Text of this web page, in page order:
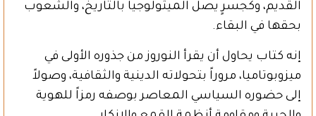
القديم، وكجسرٍ يصل الميثولوجيا بالتاريخ، والشعوب
بحقها في البقاء.
إنه كتاب يحاول أن يقرأ النوروز من جذوره الأولى في
ميزوبوتاميا، مروراً بتحولاته الدينية والثقافية، وصولاً
إلى حضوره السياسي المعاصر بوصفه رمزاً للهوية